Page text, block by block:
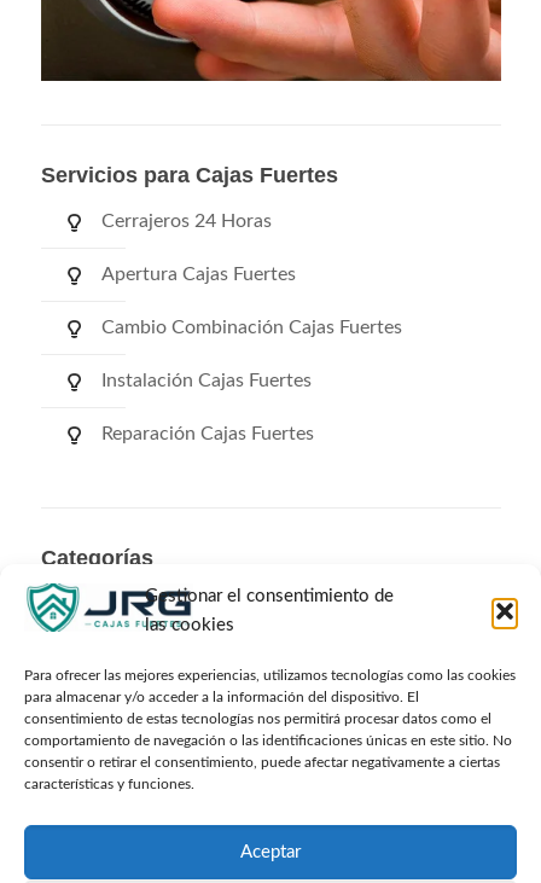
Gestionar el consentimiento de
las cookies
Para ofrecer las mejores experiencias, utilizamos tecnologías como las cookies
para almacenar y/o acceder a la información del dispositivo. El
consentimiento de estas tecnologías nos permitirá procesar datos como el
comportamiento de navegación o las identificaciones únicas en este sitio. No
consentir o retirar el consentimiento, puede afectar negativamente a ciertas
características y funciones.
Aceptar
Servicios para Cajas Fuertes
Cerrajeros 24 Horas
Apertura Cajas Fuertes
Cambio Combinación Cajas Fuertes
Instalación Cajas Fuertes
Reparación Cajas Fuertes
Categorías
Categorías
Archivos
Archivos